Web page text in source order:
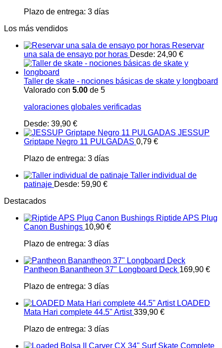
Plazo de entrega: 3 días
Los más vendidos
Reservar
una sala de ensayo por horas Desde: 24,90 €
Taller de skate - nociones básicas de skate y longboard
Valorado con 5.00 de 5
valoraciones globales verificadas
Desde: 39,90 €
JESSUP
Griptape Negro 11 PULGADAS 0,79 €
Plazo de entrega: 3 días
Taller individual de
patinaje Desde: 59,90 €
Destacados
Riptide APS Plug
Canon Bushings 10,90 €
Plazo de entrega: 3 días
Pantheon Banantheon 37" Longboard Deck 169,90 €
Plazo de entrega: 3 días
LOADED
Mata Hari complete 44.5" Artist 339,90 €
Plazo de entrega: 3 días